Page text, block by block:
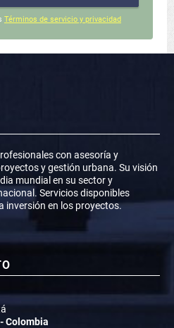
Términos de servicio y privacidad
con asesoría y
y gestión urbana. Su visión
mundial en su sector y
Servicios disponibles
inversión en los proyectos.
Colombia